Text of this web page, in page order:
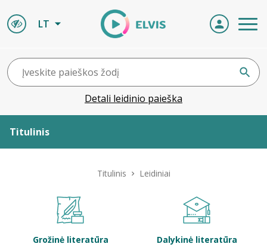
LT
Detali leidinio paieška
Titulinis
Titulinis Leidiniai
Grožinė literatūra Dalykinė literatūra